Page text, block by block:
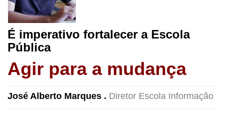
É imperativo fortalecer a Escola
Pública
Agir para a mudança
José Alberto Marques . Diretor Escola Informação